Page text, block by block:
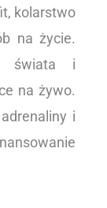
kolarstwo
na życie.
świata i
na żywo.
i